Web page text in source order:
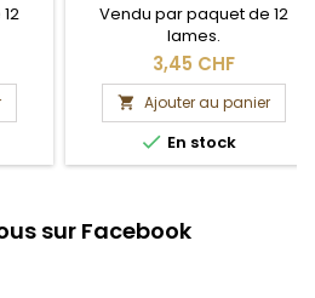
Vendu par paquet de 12
lames.
3,45 CHF
 Ajouter au panier
 En stock
sur Facebook